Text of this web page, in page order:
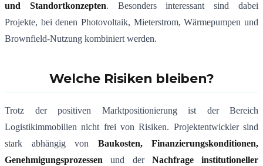
und Standortkonzepten. Besonders interessant sind dabei
Projekte, bei denen Photovoltaik, Mieterstrom, Wärmepumpen und
Brownfield-Nutzung kombiniert werden.
Welche Risiken bleiben?
Trotz der positiven Marktpositionierung ist der Bereich
Logistikimmobilien nicht frei von Risiken. Projektentwickler sind
stark abhängig von Baukosten, Finanzierungskonditionen,
Genehmigungsprozessen und der Nachfrage institutioneller